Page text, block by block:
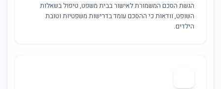
הגשת הסכם המשמורת לאישור בבית משפט, טיפול בשאלות
השופט, וודאות כי ההסכם עומד בדרישות משפטיות וטובת
הילדים.